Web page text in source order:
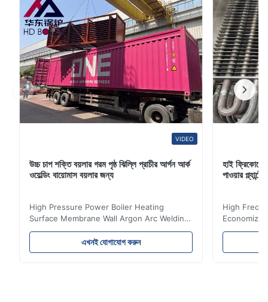
VIDEO
উচ্চ চাপ শক্তি বয়লার গরম পৃষ্ঠ ঝিল্লি প্রাচীর আর্গন আর্ক
ওয়েল্ডিং বায়োমাস বয়লার জন্য
High Pressure Power Boiler Heating
Surface Membrane Wall Argon Arc Welding
For Biomass Boiler Product Introduction
Water wall panels with pins usually laid
vertically on the inner wall of the furnace
এখনই যোগাযোগ করুন
হাই
পাওয়ার
High
Product
industrial